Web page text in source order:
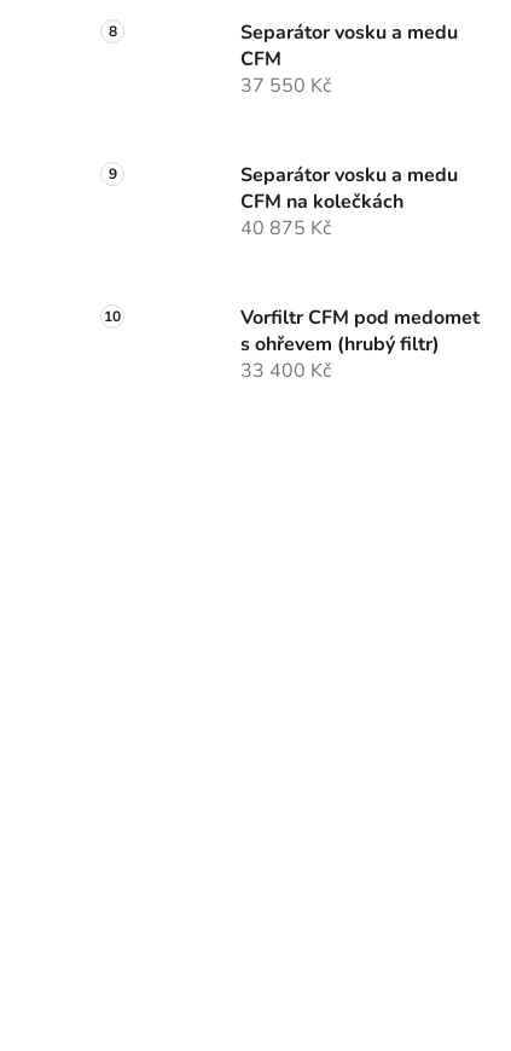
Separátor vosku a medu
CFM
37 550 Kč
Separátor vosku a medu
CFM na kolečkách
40 875 Kč
Vorfiltr CFM pod medomet
s ohřevem (hrubý filtr)
33 400 Kč